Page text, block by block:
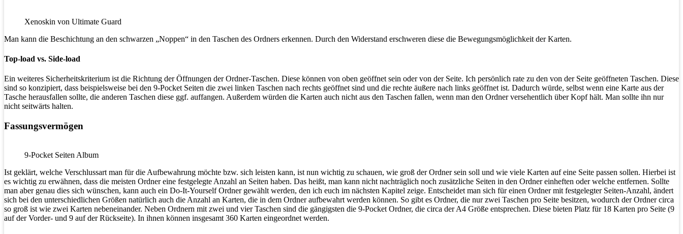
Xenoskin von Ultimate Guard
Man kann die Beschichtung an den schwarzen „Noppen“ in den Taschen des Ordners erkennen. Durch den Widerstand erschweren diese die Bewegungsmöglichkeit der Karten.
Top-load vs. Side-load
Ein weiteres Sicherheitskriterium ist die Richtung der Öffnungen der Ordner-Taschen. Diese können von oben geöffnet sein oder von der Seite. Ich persönlich rate zu den von der Seite geöffneten Taschen. Diese
sind so konzipiert, dass beispielsweise bei den 9-Pocket Seiten die zwei linken Taschen nach rechts geöffnet sind und die rechte äußere nach links geöffnet ist. Dadurch würde, selbst wenn eine Karte aus der
Tasche herausfallen sollte, die anderen Taschen diese ggf. auffangen. Außerdem würden die Karten auch nicht aus den Taschen fallen, wenn man den Ordner versehentlich über Kopf hält. Man sollte ihn nur
nicht seitwärts halten.
Fassungsvermögen
9-Pocket Seiten Album
Ist geklärt, welche Verschlussart man für die Aufbewahrung möchte bzw. sich leisten kann, ist nun wichtig zu schauen, wie groß der Ordner sein soll und wie viele Karten auf eine Seite passen sollen. Hierbei ist
es wichtig zu erwähnen, dass die meisten Ordner eine festgelegte Anzahl an Seiten haben. Das heißt, man kann nicht nachträglich noch zusätzliche Seiten in den Ordner einheften oder welche entfernen. Sollte
man aber genau dies sich wünschen, kann auch ein Do-It-Yourself Ordner gewählt werden, den ich euch im nächsten Kapitel zeige. Entscheidet man sich für einen Ordner mit festgelegter Seiten-Anzahl, ändert
sich bei den unterschiedlichen Größen natürlich auch die Anzahl an Karten, die in dem Ordner aufbewahrt werden können. So gibt es Ordner, die nur zwei Taschen pro Seite besitzen, wodurch der Ordner circa
so groß ist wie zwei Karten nebeneinander. Neben Ordnern mit zwei und vier Taschen sind die gängigsten die 9-Pocket Ordner, die circa der A4 Größe entsprechen. Diese bieten Platz für 18 Karten pro Seite (9
auf der Vorder- und 9 auf der Rückseite). In ihnen können insgesamt 360 Karten eingeordnet werden.